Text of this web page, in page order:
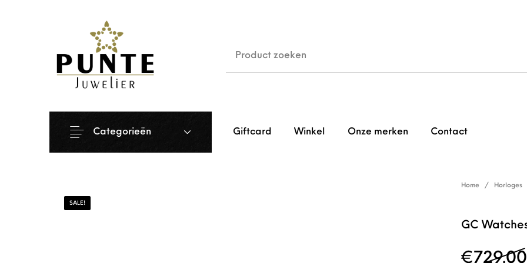
Giftcard Winkel Onze merken Contact
Categorieën
SALE!
Home / Horloges
GC
€729.00